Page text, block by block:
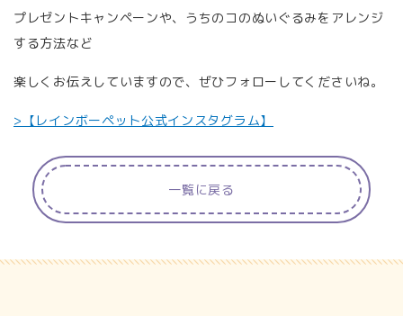
プレゼントキャンペーンや、うちのコのぬいぐるみをアレンジ
する方法など
楽しくお伝えしていますので、ぜひフォローしてくださいね。
>【レインボーペット公式インスタグラム】
一覧に戻る